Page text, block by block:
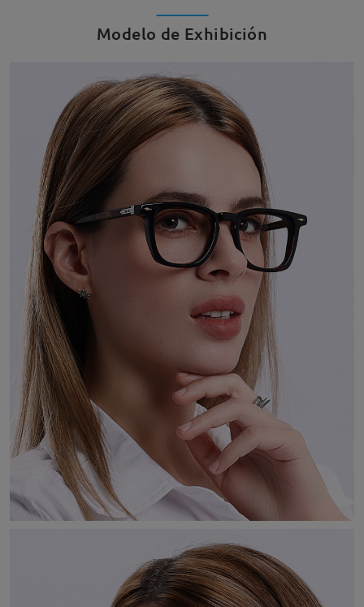
Modelo de Exhibición